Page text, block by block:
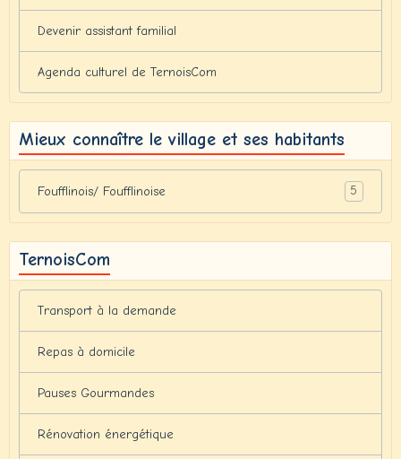
Devenir assistant familial
Agenda culturel de TernoisCom
Mieux connaître le village et ses habitants
Foufflinois/ Foufflinoise 5
TernoisCom
Transport à la demande
Repas à domicile
Pauses Gourmandes
Rénovation énergétique